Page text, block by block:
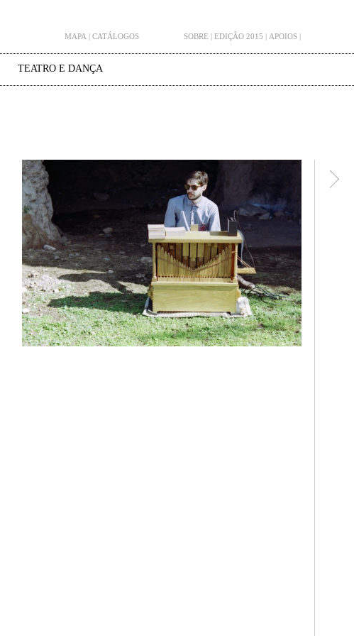
MAPA | CATÁLOGOS SOBRE | EDIÇÃO 2015 | APOIOS |
TEATRO E DANÇA